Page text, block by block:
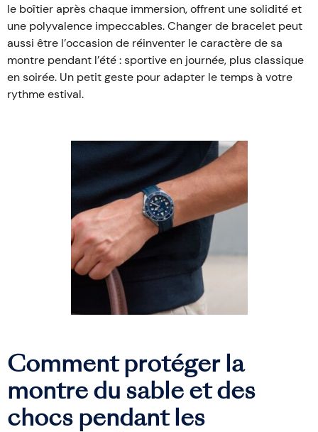
le boîtier après chaque immersion, offrent une solidité et
une polyvalence impeccables. Changer de bracelet peut
aussi être l’occasion de réinventer le caractère de sa
montre pendant l’été : sportive en journée, plus classique
en soirée. Un petit geste pour adapter le temps à votre
rythme estival.
Comment protéger la
montre du sable et des
chocs pendant les